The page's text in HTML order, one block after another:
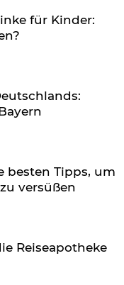
für Kinder:
besten Tipps, um
versüßen
Reiseapotheke